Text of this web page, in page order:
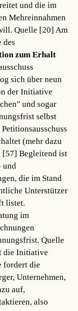
und die im
Mehreinnahmen
Quelle [20] Am
des
zum Erhalt
sich über neun
der Initiative
und sogar
selbst
(mehr dazu
[57] Begleitend ist
und
die im Stand
Unterstützer
listet.
im
Quelle
die Initiative
fordert die
Unternehmen,
auf,
also